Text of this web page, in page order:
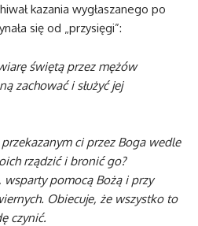
kazania wygłaszanego po
się od „przysięgi”:
świętą przez mężów
zachować i służyć jej
ci przez Boga wedle
rządzić i bronić go?
wsparty pomocą Bożą i przy
Obiecuje, że wszystko to
czynić.